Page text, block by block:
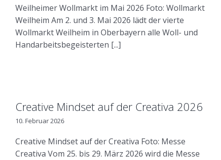
Weilheimer Wollmarkt im Mai 2026 Foto: Wollmarkt
Weilheim Am 2. und 3. Mai 2026 lädt der vierte
Wollmarkt Weilheim in Oberbayern alle Woll- und
Handarbeitsbegeisterten [...]
Creative Mindset auf der Creativa 2026
10. Februar 2026
Creative Mindset auf der Creativa Foto: Messe
Creativa Vom 25. bis 29. März 2026 wird die Messe